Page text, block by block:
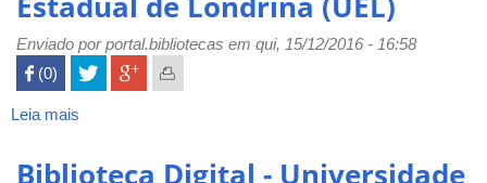
e
-
Universidade
Estadual
Grossa
Enviado porportal.bibliotecas em qui, 15/12/2016 - 16:58
 (0)
Leia mais
Biblioteca Digital - Universidade